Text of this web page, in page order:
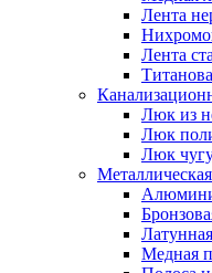
Лента
Лента
Люк из
Люк
Люк
Медная